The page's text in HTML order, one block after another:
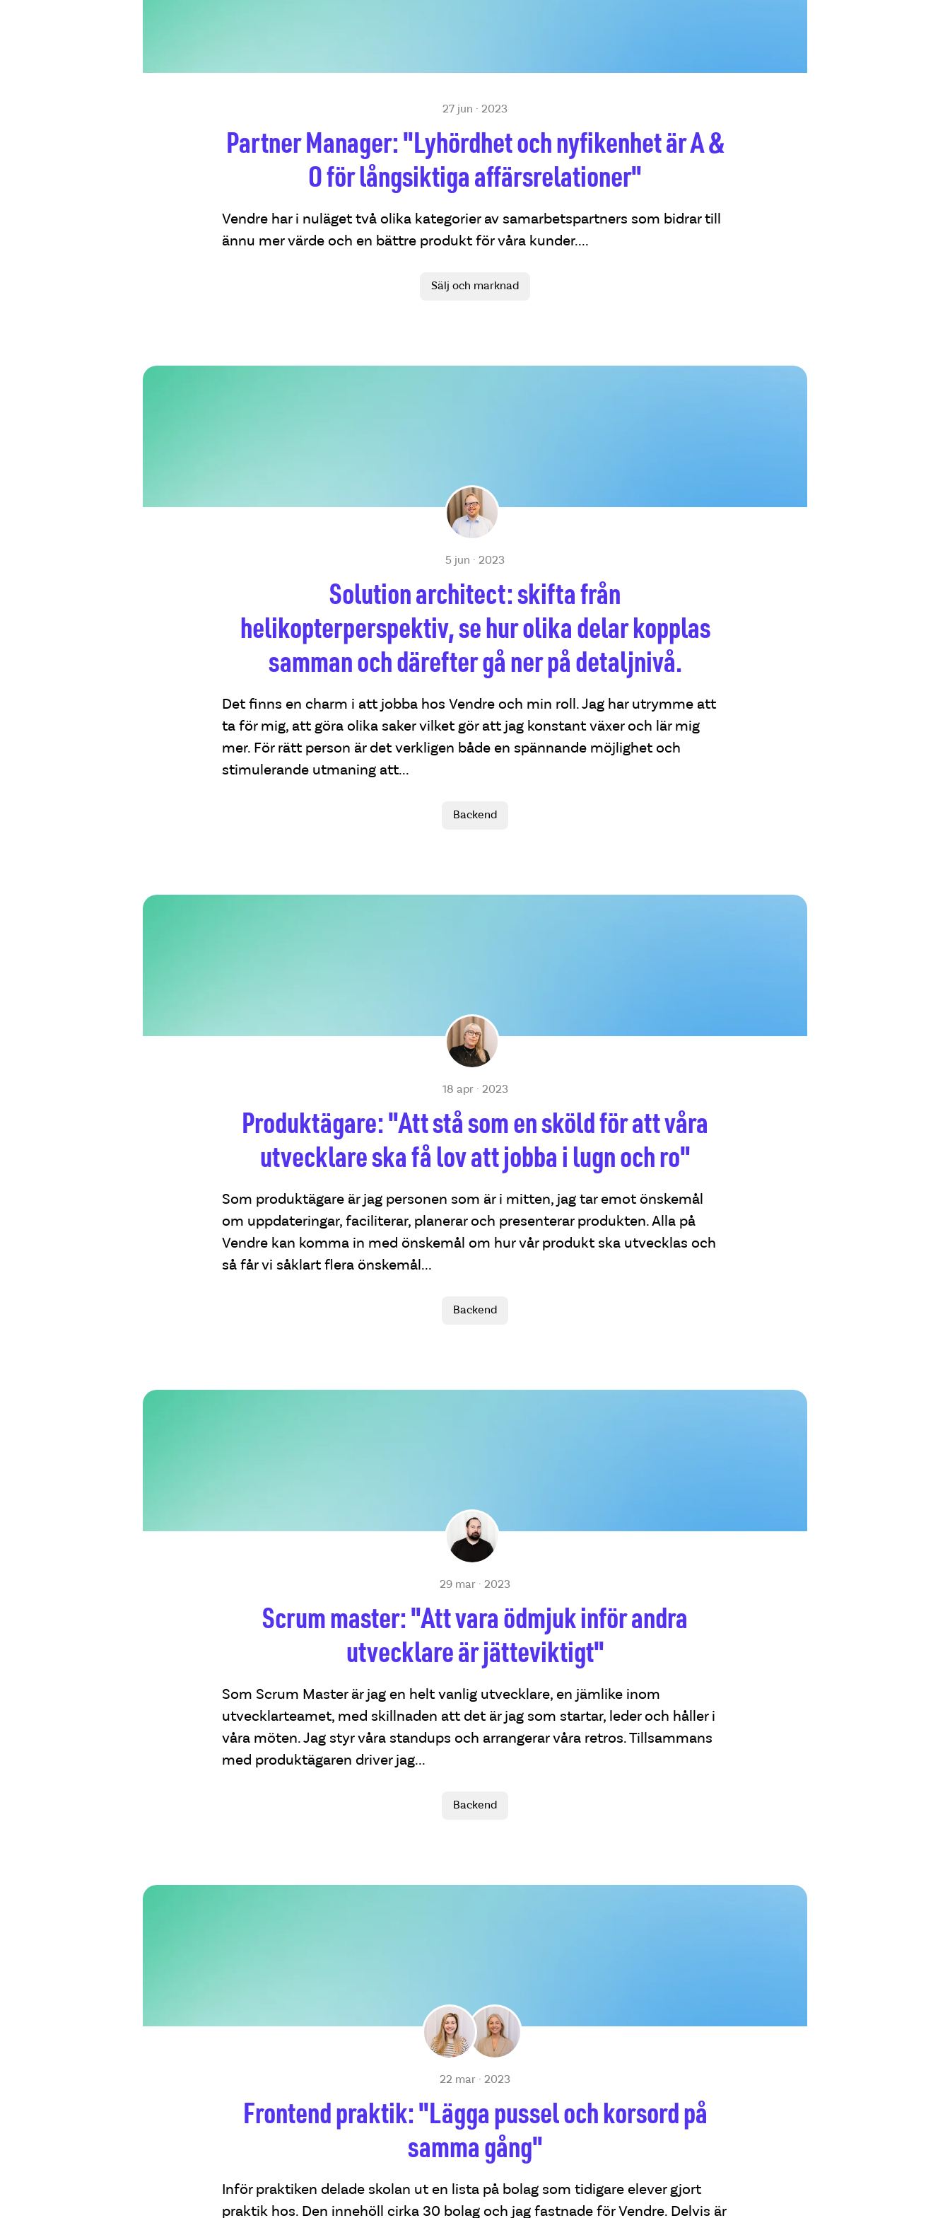
27 jun · 2023
Partner Manager: "Lyhördhet och nyfikenhet är A &
O för långsiktiga affärsrelationer"
Vendre har i nuläget två olika kategorier av samarbetspartners som bidrar till
ännu mer värde och en bättre produkt för våra kunder....
Sälj och marknad
5 jun · 2023
Solution architect: skifta från
helikopterperspektiv, se hur olika delar kopplas
samman och därefter gå ner på detaljnivå.
Det finns en charm i att jobba hos Vendre och min roll. Jag har utrymme att
ta för mig, att göra olika saker vilket gör att jag konstant växer och lär mig
mer. För rätt person är det verkligen både en spännande möjlighet och
stimulerande utmaning att...
Backend
18 apr · 2023
Produktägare: "Att stå som en sköld för att våra
utvecklare ska få lov att jobba i lugn och ro"
Som produktägare är jag personen som är i mitten, jag tar emot önskemål
om uppdateringar, faciliterar, planerar och presenterar produkten. Alla på
Vendre kan komma in med önskemål om hur vår produkt ska utvecklas och
så får vi såklart flera önskemål...
Backend
29 mar · 2023
Scrum master: "Att vara ödmjuk inför andra
utvecklare är jätteviktigt"
Som Scrum Master är jag en helt vanlig utvecklare, en jämlike inom
utvecklarteamet, med skillnaden att det är jag som startar, leder och håller i
våra möten. Jag styr våra standups och arrangerar våra retros. Tillsammans
med produktägaren driver jag...
Backend
22 mar · 2023
Frontend praktik: "Lägga pussel och korsord på
samma gång"
Inför praktiken delade skolan ut en lista på bolag som tidigare elever gjort
praktik hos. Den innehöll cirka 30 bolag och jag fastnade för Vendre. Delvis är